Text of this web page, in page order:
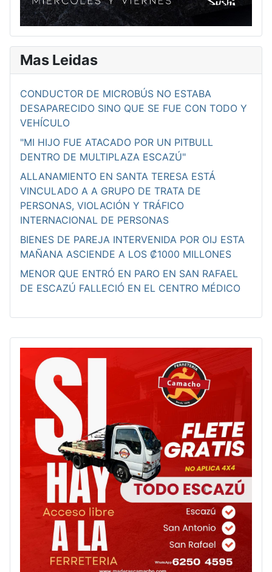
Mas Leidas
CONDUCTOR DE MICROBÚS NO ESTABA
DESAPARECIDO SINO QUE SE FUE CON TODO Y
VEHÍCULO
"MI HIJO FUE ATACADO POR UN PITBULL
DENTRO DE MULTIPLAZA ESCAZÚ"
ALLANAMIENTO EN SANTA TERESA ESTÁ
VINCULADO A A GRUPO DE TRATA DE
PERSONAS, VIOLACIÓN Y TRÁFICO
INTERNACIONAL DE PERSONAS
BIENES DE PAREJA INTERVENIDA POR OIJ ESTA
MAÑANA ASCIENDE A LOS ₡1000 MILLONES
MENOR QUE ENTRÓ EN PARO EN SAN RAFAEL
DE ESCAZÚ FALLECIÓ EN EL CENTRO MÉDICO